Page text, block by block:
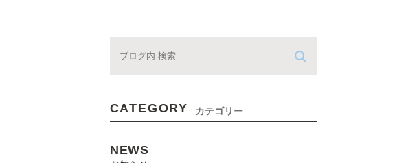
CATEGORY カテゴリー
NEWS